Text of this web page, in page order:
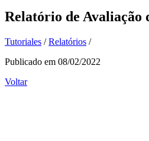
Relatório de Avaliação
Tutoriales / Relatórios /
Publicado em 08/02/2022
Voltar